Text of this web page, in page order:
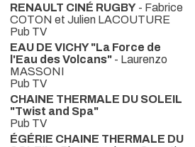
RENAULT CINÉ RUGBY - Fabrice
COTON et Julien LACOUTURE
Pub TV
EAU DE VICHY "La Force de
l'Eau des Volcans" - Laurenzo
MASSONI
Pub TV
CHAINE THERMALE DU SOLEIL
"Twist and Spa"
Pub TV
ÉGÉRIE CHAINE THERMALE DU